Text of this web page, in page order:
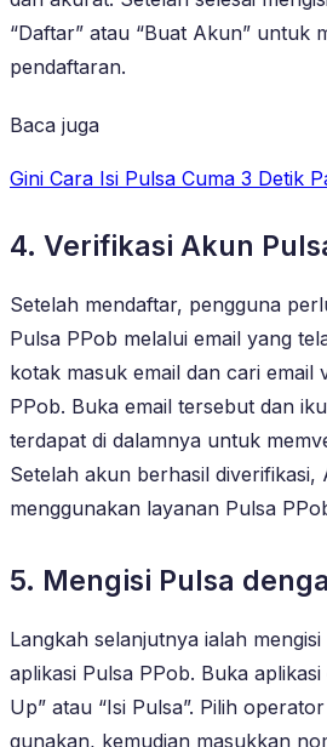
“Daftar” atau “Buat Akun” untuk
pendaftaran.
Baca juga
Gini Cara Isi Pulsa Cuma 3 Detik
4. Verifikasi Akun
Setelah mendaftar, pengguna
Pulsa PPob melalui email yang
kotak masuk email dan cari email
PPob. Buka email tersebut dan
terdapat di dalamnya untuk
Setelah akun berhasil diverifikasi,
menggunakan layanan Pulsa
5. Mengisi Pulsa
Langkah selanjutnya ialah
aplikasi Pulsa PPob. Buka
Up” atau “Isi Pulsa”. Pilih
gunakan, kemudian masukkan